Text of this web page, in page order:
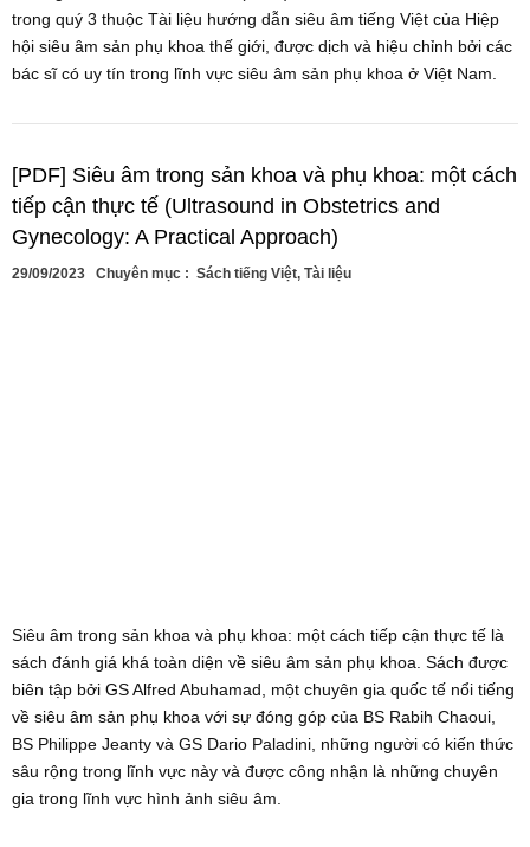
trong quý 3 thuộc Tài liệu hướng dẫn siêu âm tiếng Việt của Hiệp
hội siêu âm sản phụ khoa thế giới, được dịch và hiệu chỉnh bởi các
bác sĩ có uy tín trong lĩnh vực siêu âm sản phụ khoa ở Việt Nam.
[PDF] Siêu âm trong sản khoa và phụ khoa: một cách
tiếp cận thực tế (Ultrasound in Obstetrics and
Gynecology: A Practical Approach)
29/09/2023 Chuyên mục : Sách tiếng Việt, Tài liệu
Siêu âm trong sản khoa và phụ khoa: một cách tiếp cận thực tế là
sách đánh giá khá toàn diện về siêu âm sản phụ khoa. Sách được
biên tập bởi GS Alfred Abuhamad, một chuyên gia quốc tế nổi tiếng
về siêu âm sản phụ khoa với sự đóng góp của BS Rabih Chaoui,
BS Philippe Jeanty và GS Dario Paladini, những người có kiến ​​thức
sâu rộng trong lĩnh vực này và được công nhận là những chuyên
gia trong lĩnh vực hình ảnh siêu âm.